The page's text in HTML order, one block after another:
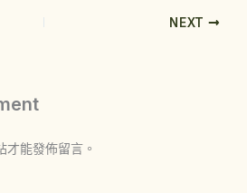
NEXT
才能發佈留言。